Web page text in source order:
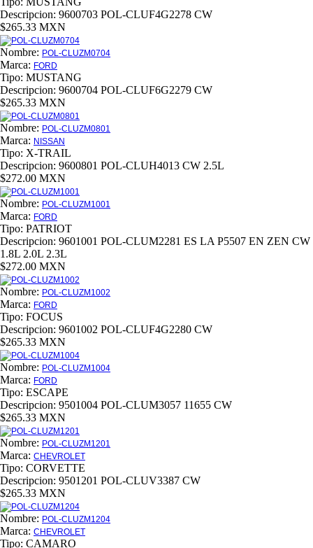
Descripcion: 9600703 POL-CLUF4G2278 CW
$265.33 MXN
Nombre: POL-CLUZM0704
Marca: FORD
Tipo: MUSTANG
Descripcion: 9600704 POL-CLUF6G2279 CW
$265.33 MXN
Nombre: POL-CLUZM0801
Marca: NISSAN
Tipo: X-TRAIL
Descripcion: 9600801 POL-CLUH4013 CW 2.5L
$272.00 MXN
Nombre: POL-CLUZM1001
Marca: FORD
Tipo: PATRIOT
Descripcion: 9601001 POL-CLUM2281 ES LA P5507 EN ZEN CW
1.8L 2.0L 2.3L
$272.00 MXN
Nombre: POL-CLUZM1002
Marca: FORD
Tipo: FOCUS
Descripcion: 9601002 POL-CLUF4G2280 CW
$265.33 MXN
Nombre: POL-CLUZM1004
Marca: FORD
Tipo: ESCAPE
Descripcion: 9501004 POL-CLUM3057 11655 CW
$265.33 MXN
Nombre: POL-CLUZM1201
Marca: CHEVROLET
Tipo: CORVETTE
Descripcion: 9501201 POL-CLUV3387 CW
$265.33 MXN
Nombre: POL-CLUZM1204
Marca: CHEVROLET
Tipo: CAMARO